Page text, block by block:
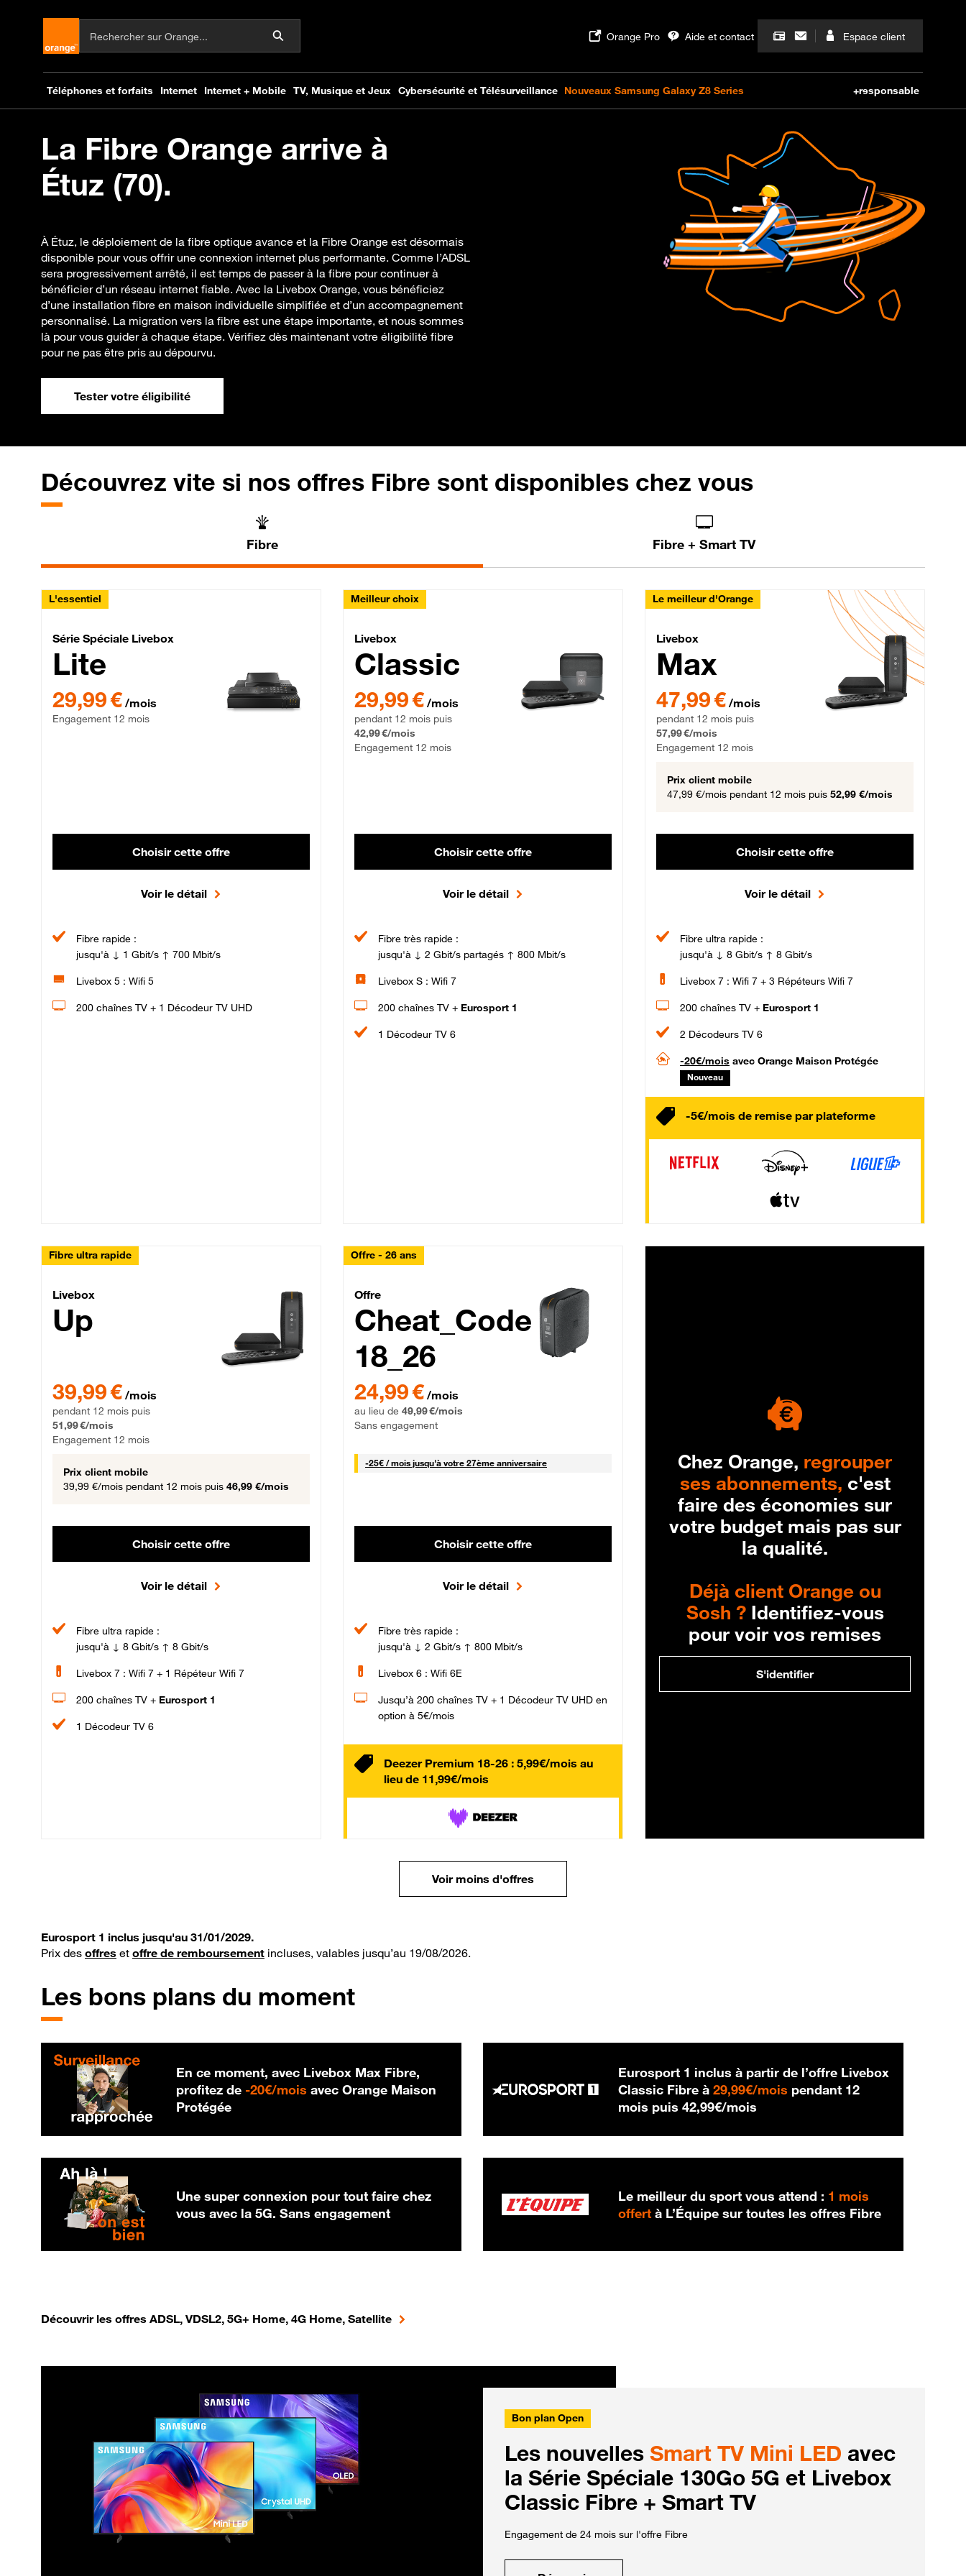
La Fibre Orange arrive à
Étuz (70).
À Étuz, le déploiement de la fibre optique avance et la Fibre Orange est désormais
disponible pour vous offrir une connexion internet plus performante. Comme l’ADSL
sera progressivement arrêté, il est temps de passer à la fibre pour continuer à
bénéficier d’un réseau internet fiable. Avec la Livebox Orange, vous bénéficiez
d’une installation fibre en maison individuelle simplifiée et d’un accompagnement
personnalisé. La migration vers la fibre est une étape importante, et nous sommes
là pour vous guider à chaque étape. Vérifiez dès maintenant votre éligibilité fibre
pour ne pas être pris au dépourvu.
Tester votre éligibilité
Découvrez vite si nos offres Fibre sont disponibles chez vous
Fibre Fibre + Smart TV
L'essentiel
Série Spéciale Livebox Lite Fibre
Série Spéciale Livebox
Lite
29,99 € par mois , Engagement 12 mois
29,99 € /mois
Engagement 12 mois
Choisir cette offre
Voir le détail
Fibre rapide :
jusqu'à ↓ 1 Gbit/s ↑ 700 Mbit/s
Livebox 5 : Wifi 5
200 chaînes TV + 1 Décodeur TV UHD
Meilleur choix
Livebox Classic Fibre
Livebox
Classic
29,99 € par mois pendant 12 mois puis 42,99 € par mois, Engagement 12 mois
29,99 € /mois
pendant 12 mois puis
42,99 €/mois
Engagement 12 mois
Choisir cette offre
Voir le détail
Fibre très rapide :
jusqu'à ↓ 2 Gbit/s partagés ↑ 800 Mbit/s
Livebox S : Wifi 7
200 chaînes TV + Eurosport 1
1 Décodeur TV 6
Le meilleur d'Orange
Livebox Max Fibre
Livebox
Max
47,99 € par mois pendant 12 mois puis 57,99 € par mois,
47,99 € /mois
pendant 12 mois puis
57,99 €/mois
Engagement 12 mois
Prix client mobile
47,99 €/mois pendant 12 mois puis 52,99 €/mois
Choisir cette offre
Voir le détail
Fibre ultra rapide :
jusqu'à ↓ 8 Gbit/s ↑ 8 Gbit/s
Livebox 7 : Wifi 7 + 3 Répéteurs Wifi 7
200 chaînes TV + Eurosport 1
2 Décodeurs TV 6
-20€/mois avec Orange Maison Protégée
Nouveau
-5€/mois de remise par plateforme
Fibre ultra rapide
Livebox Up Fibre
Livebox
Up
39,99 € /mois
pendant 12 mois puis
51,99 €/mois
Engagement 12 mois
Prix client mobile
39,99 €/mois pendant 12 mois puis 46,99 €/mois
Choisir cette offre
Voir le détail
Fibre ultra rapide :
jusqu'à ↓ 8 Gbit/s ↑ 8 Gbit/s
Livebox 7 : Wifi 7 + 1 Répéteur Wifi 7
200 chaînes TV + Eurosport 1
1 Décodeur TV 6
Offre - 26 ans
Cheat_Code Fibre_18_26
Offre
Cheat_Code
18_26
24,99 € /mois
au lieu de 49,99 €/mois
Sans engagement
-25€ / mois25 € par mois
jusqu'à votre 27ème anniversaire
Choisir cette offre
Voir le détail
Fibre très rapide :
jusqu'à ↓ 2 Gbit/s ↑ 800 Mbit/s
Livebox 6 : Wifi 6E
Jusqu’à 200 chaînes TV + 1 Décodeur TV UHD en
option à 5€/mois
Deezer Premium 18-26 : 5,99€/mois au
lieu de 11,99€/mois
Chez Orange, regrouper
ses abonnements, c'est
faire des économies sur
votre budget mais pas sur
la qualité.
Déjà client Orange ou
Sosh ?Identifiez-vous
pour voir vos remises
S'identifier
Voir moins d'offres
Eurosport 1 inclus jusqu'au 31/01/2029.
Prix des offres et offre de remboursement incluses, valables jusqu’au 19/08/2026.
Les bons plans du moment
En ce moment, avec Livebox Max Fibre,
profitez de -20€/mois 20 € par mois
avec Orange Maison
Protégée
Eurosport 1 inclus à partir de l’offre Livebox
Classic Fibre à29,99€/mois 29,99 € par mois
pendant 12
mois puis42,99€/mois
Une super connexion pour tout faire chez
vous avec la 5G. Sans engagement
Le meilleur du sport vous attend : 1 mois
offert à L’Équipe sur toutes les offres Fibre
Découvrir les offres ADSL, VDSL2, 5G+ Home, 4G Home, Satellite
Bon plan Open
Les nouvelles Smart TV Mini LED avec
la Série Spéciale 130Go 5G et Livebox
Classic Fibre + Smart TV
Engagement de 24 mois sur l'offre Fibre